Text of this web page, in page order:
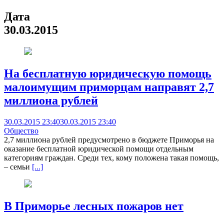
Дата
30.03.2015
На бесплатную юридическую помощь
малоимущим приморцам направят 2,7
миллиона рублей
30.03.2015 23:4030.03.2015 23:40
Общество
2,7 миллиона рублей предусмотрено в бюджете Приморья на
оказание бесплатной юридической помощи отдельным
категориям граждан. Среди тех, кому положена такая помощь,
– семьи [...]
В Приморье лесных пожаров нет